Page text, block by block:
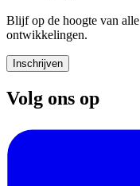
Blijf op de hoogte van alle
ontwikkelingen.
Inschrijven
Volg ons op